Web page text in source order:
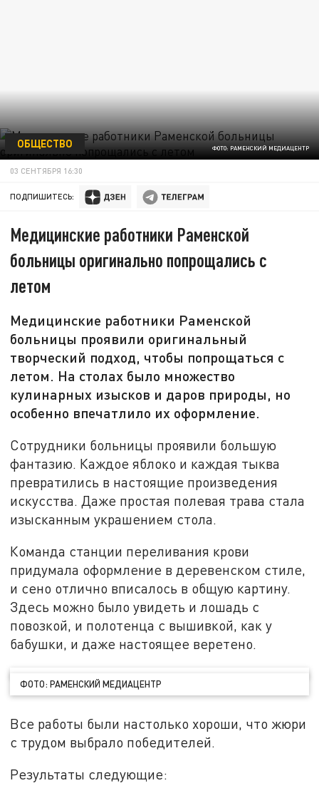
ФОТО: РАМЕНСКИЙ МЕДИАЦЕНТР
ОБЩЕСТВО
03 СЕНТЯБРЯ 16:30
ПОДПИШИТЕСЬ:
Медицинские работники Раменской
больницы оригинально попрощались с
летом
Медицинские работники Раменской
больницы проявили оригинальный
творческий подход, чтобы попрощаться с
летом. На столах было множество
кулинарных изысков и даров природы, но
особенно впечатлило их оформление.
Сотрудники больницы проявили большую
фантазию. Каждое яблоко и каждая тыква
превратились в настоящие произведения
искусства. Даже простая полевая трава стала
изысканным украшением стола.
Команда станции переливания крови
придумала оформление в деревенском стиле,
и сено отлично вписалось в общую картину.
Здесь можно было увидеть и лошадь с
повозкой, и полотенца с вышивкой, как у
бабушки, и даже настоящее веретено.
ФОТО: РАМЕНСКИЙ МЕДИАЦЕНТР
Все работы были настолько хороши, что жюри
с трудом выбрало победителей.
Результаты следующие: